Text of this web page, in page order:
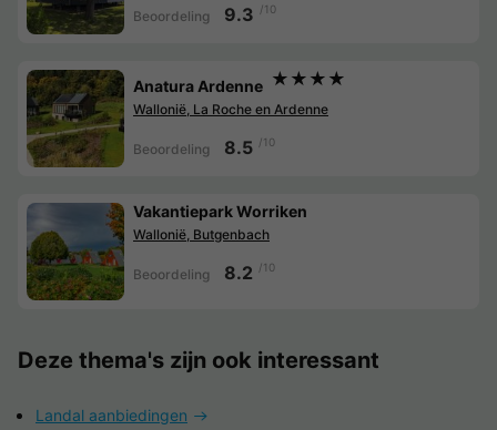
Beoordeling 9.3 /10
Anatura Ardenne ★★★★
Wallonië, La Roche en Ardenne
Beoordeling 8.5 /10
Vakantiepark Worriken
Wallonië, Butgenbach
Beoordeling 8.2 /10
Deze thema's zijn ook interessant
Landal aanbiedingen